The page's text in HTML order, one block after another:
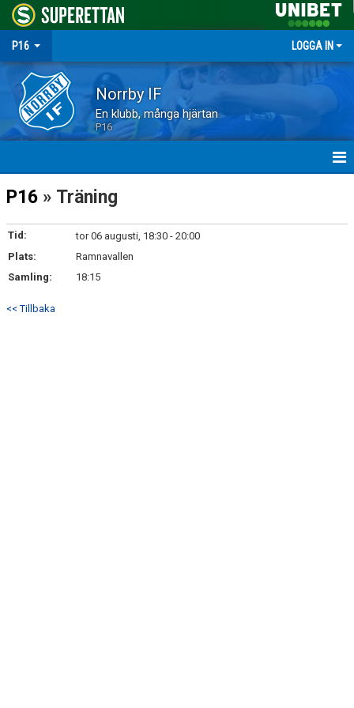
P16 LOGGA IN
Norrby IF
En klubb, många hjärtan
P16
HEM
NYHETER
MATCHER
P16 » Träning
Tid:
tor 06 augusti, 18:30 - 20:00
Plats:
Ramnavallen
Samling:
18:15
<< Tillbaka